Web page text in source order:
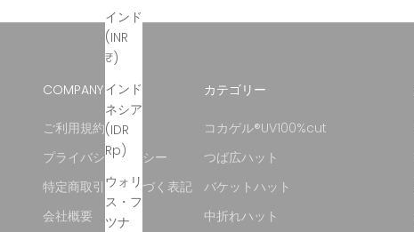
インド
(INR
₹)
インド
ネシア
(IDR
Rp)
ウォリ
ス・フ
ツナ
COMPANY
ご利用規約
プライバシーポリシー
特定商取引法に基づく表記
会社概要
カテゴリー
コカゲル®UV100%cut
つば広ハット
バケットハット
中折れハット